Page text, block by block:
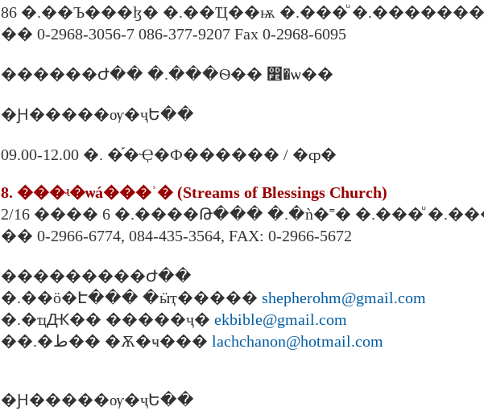
86 �.��Ъ���ɮ� �.��Ҵ��ѭ �.���ͧ �.�������
�� 0-2968-3056-7 086-377-9207 Fax 0-2968-6095
������Ժ�� �.���Ѳ�� ෾�ѡ��
�Ԩ�����ѹ�ҷԵ��
09.00-12.00 �. �֡�Ҿ�Ф������ / �ȹ�
8. ���ʵ�ѡá���ʾ� (Streams of Blessings Church)
2/16 ���� 6 �.����Թ��� �.�ǹ�˭� �.���ͧ
�� 0-2966-6774, 084-435-3564, FAX: 0-2966-5672
���������Ժ��
�.��ö�Է��� �ӹҭ����� shepherohm@gmail.com
�.�ҵԪ�� �����ҷ� ekbible@gmail.com
��.�ط�� �Ѫ�ҹ��� lachchanon@hotmail.com
�Ԩ�����ѹ�ҷԵ��